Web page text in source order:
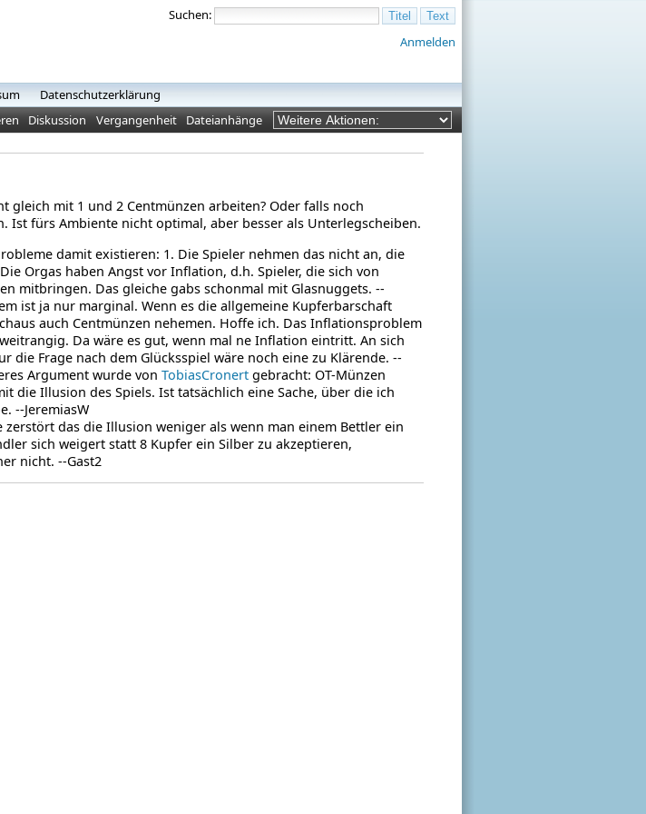
Suchen:
Anmelden
Datenschutzerklärung
Diskussion Vergangenheit Dateianhänge
gleich mit 1 und 2 Centmünzen arbeiten? Oder falls noch
Ist fürs Ambiente nicht optimal, aber besser als Unterlegscheiben.
damit existieren: 1. Die Spieler nehmen das nicht an, die
Orgas haben Angst vor Inflation, d.h. Spieler, die sich von
mitbringen. Das gleiche gabs schonmal mit Glasnuggets. --
ist ja nur marginal. Wenn es die allgemeine Kupferbarschaft
auch Centmünzen nehemen. Hoffe ich. Das Inflationsproblem
Da wäre es gut, wenn mal ne Inflation eintritt. An sich
die Frage nach dem Glücksspiel wäre noch eine zu Klärende. --
Argument wurde von TobiasCronertgebracht: OT-Münzen
die Illusion des Spiels. Ist tatsächlich eine Sache, über die ich
--JeremiasW
zerstört das die Illusion weniger als wenn man einem Bettler ein
sich weigert statt 8 Kupfer ein Silber zu akzeptieren,
nicht. --Gast2